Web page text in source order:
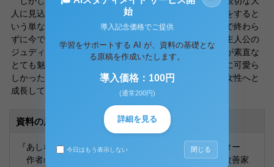
人に見込まれて、孤児院生活から開放され、幸せな結婚をすると
いう単なるシンデレラストーリーと言われるような物語で終わら
ずに今でも高い評価を受けている理由は、まず一つ目に主人公の
ジュディことジルーシャ・アボットが明るく、お転婆だが素直な
とても魅力的な性格であることだ。はじめは何も知らずに可愛ら
しかったこの少女が月日が経つにつれて、立派で素敵な女性へと
成長していく様子が読者を惹きつける。
資料の原本内容
『あしながおじさん』 アリス・ジーン・ウェブスター
作者のアリス・ジーン・ウェブスターは社会施設の改善家
始
導入記念価格でご提供
学習をサポートする AI が、資料の基礎とな
る原稿を作成いたします。
導入価格：100円
(通常200円)
詳細を見る
今日はもう表示しない 閉じる